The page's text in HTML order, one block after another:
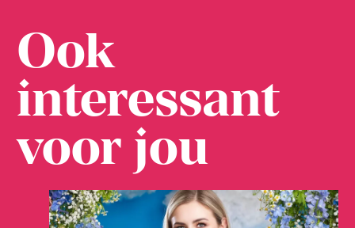
Ook
interessant
voor jou